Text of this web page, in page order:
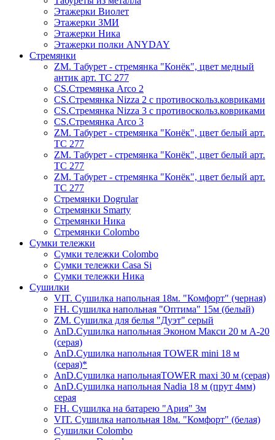
Этажерки Виолет
Этажерки ЗМИ
Этажерки Ника
Этажерки полки ANYDAY
Стремянки
ZM. Табурет - стремянка "Конёк", цвет медный
антик арт. ТС 277
CS.Стремянка Arco 2
CS.Стремянка Nizza 2 с противоскольз.ковриками
CS.Стремянка Nizza 3 с противоскольз.ковриками
CS.Стремянка Arco 3
ZM. Табурет - стремянка "Конёк", цвет белый арт.
ТС 277
ZM. Табурет - стремянка "Конёк", цвет белый арт.
ТС 277
ZM. Табурет - стремянка "Конёк", цвет белый арт.
ТС 277
Стремянки Dogrular
Стремянки Smarty
Стремянки Ника
Стремянки Сolombo
Сумки тележки
Сумки тележки Colombo
Сумки тележки Сasa Si
Сумки тележки Ника
Сушилки
VIT. Сушилка напольная 18м. "Комфорт" (черная)
FH. Сушилка напольная "Оптима" 15м (белый)
ZM. Сушилка для белья "Дуэт" серый
AnD.Сушилка напольная Эконом Макси 20 м А-20
(серая)
AnD.Сушилка напольная TOWER mini 18 м
(серая)*
AnD.Сушилка напольнаяTOWER maxi 30 м (серая)
AnD.Сушилка напольная Nadia 18 м (прут 4мм)
серая
FH. Сушилка на батарею "Ария" 3м
VIT. Сушилка напольная 18м. "Комфорт" (белая)
Cушилки Colombo